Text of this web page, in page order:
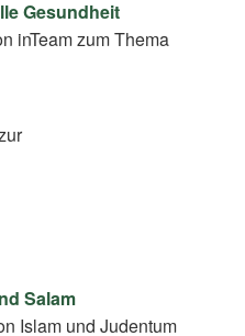
Gesundheit
inTeam zum Thema
Salam
Islam und Judentum